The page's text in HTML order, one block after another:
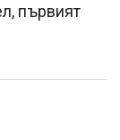
първият